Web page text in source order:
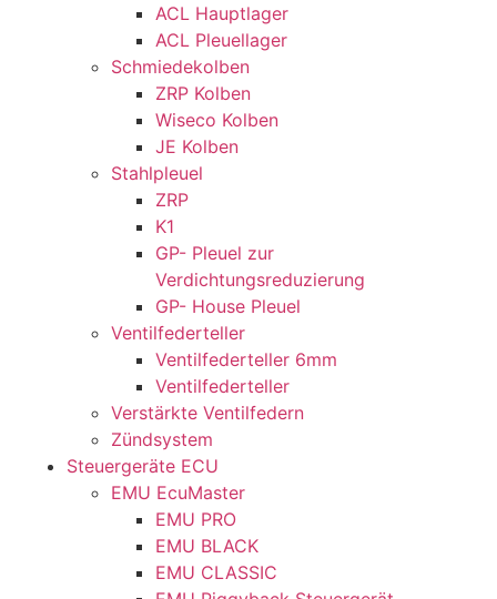
ACL Hauptlager
ACL Pleuellager
Schmiedekolben
ZRP Kolben
Wiseco Kolben
JE Kolben
Stahlpleuel
ZRP
K1
GP- Pleuel zur
Verdichtungsreduzierung
GP- House Pleuel
Ventilfederteller
Ventilfederteller 6mm
Ventilfederteller
Verstärkte Ventilfedern
Zündsystem
Steuergeräte ECU
EMU EcuMaster
EMU PRO
EMU BLACK
EMU CLASSIC